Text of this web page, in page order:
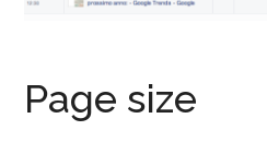
Page size